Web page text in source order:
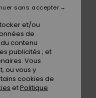
True Black
et/ou
de
contenu
publicités ; et
Vous
ou vous y
cookies de
etPolitique
sans accepter